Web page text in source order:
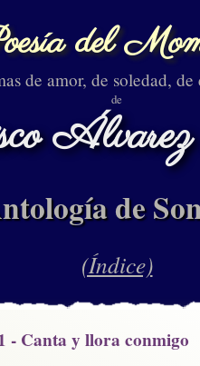
del
de amor, de soledad, de
de
de
(Índice)
- Canta y llora conmigo